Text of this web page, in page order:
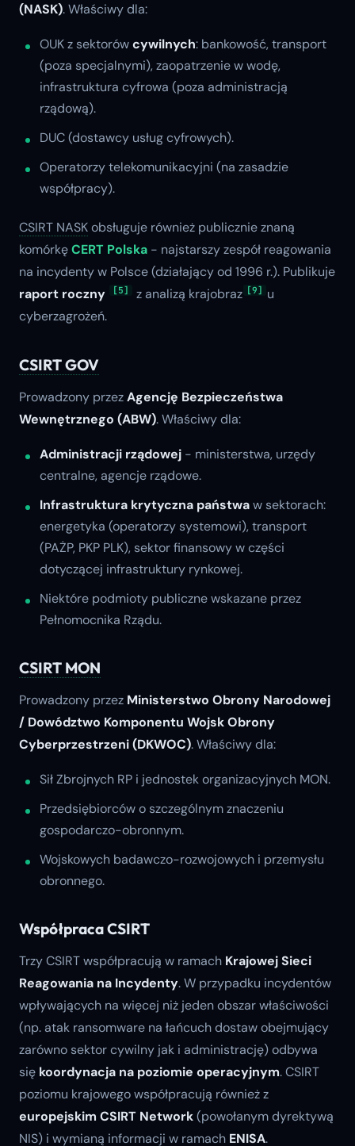
(NASK). Właściwy dla:
OUK z sektorówcywilnych: bankowość, transport
(poza specjalnymi), zaopatrzenie w wodę,
infrastruktura cyfrowa (poza administracją
rządową).
DUC (dostawcy usług cyfrowych).
Operatorzy telekomunikacyjni (na zasadzie
współpracy).
CSIRT NASKobsługuje również publicznie znaną
komórkęCERT Polska - najstarszy zespół reagowania
na incydenty w Polsce (działający od 1996 r.). Publikuje
raport roczny
[5] z analizą krajobraz [9] u
cyberzagrożeń.
CSIRT GOV
Prowadzony przezAgencję Bezpieczeństwa
Wewnętrznego (ABW). Właściwy dla:
Administracji rządowej - ministerstwa, urzędy
centralne, agencje rządowe.
Infrastruktura krytyczna państwaw sektorach:
energetyka (operatorzy systemowi), transport
(PAŻP, PKP PLK), sektor finansowy w części
dotyczącej infrastruktury rynkowej.
Niektóre podmioty publiczne wskazane przez
Pełnomocnika Rządu.
CSIRT MON
Prowadzony przez Ministerstwo Obrony Narodowej
/ Dowództwo Komponentu Wojsk Obrony
Cyberprzestrzeni (DKWOC). Właściwy dla:
Sił Zbrojnych RP i jednostek organizacyjnych MON.
Przedsiębiorców o szczególnym znaczeniu
gospodarczo-obronnym.
Wojskowych badawczo-rozwojowych i przemysłu
obronnego.
Współpraca CSIRT
Trzy CSIRT współpracują w ramach Krajowej Sieci
Reagowania na Incydenty. W przypadku incydentów
wpływających na więcej niż jeden obszar właściwości
(np. atak ransomware na łańcuch dostaw obejmujący
zarówno sektor cywilny jak i administrację) odbywa
się koordynacja na poziomie operacyjnym. CSIRT
poziomu krajowego współpracują również z
europejskim CSIRT Network(powołanym dyrektywą
NIS) i wymianą informacji w ramach ENISA.